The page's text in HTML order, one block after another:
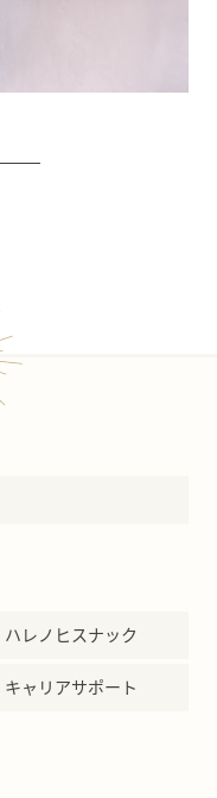
ハレノヒスナック
キャリアサポート